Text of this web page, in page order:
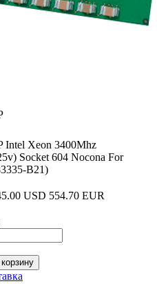
Intel Xeon 3400Mhz
Socket 604 Nocona For
B21)
USD 554.70 EUR